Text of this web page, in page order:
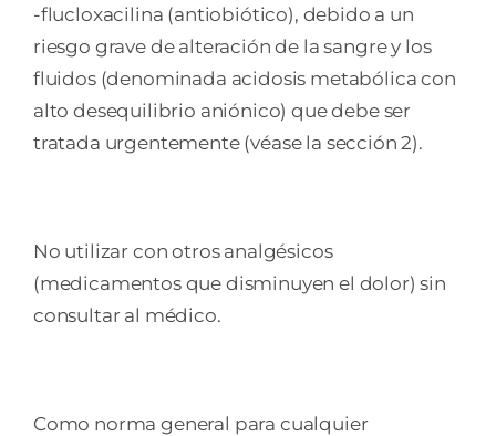
-flucloxacilina (antiobiótico), debido a un
riesgo grave de alteración de la sangre y los
fluidos (denominada acidosis metabólica con
alto desequilibrio aniónico) que debe ser
tratada urgentemente (véase la sección 2).
No utilizar con otros analgésicos
(medicamentos que disminuyen el dolor) sin
consultar al médico.
Como norma general para cualquier